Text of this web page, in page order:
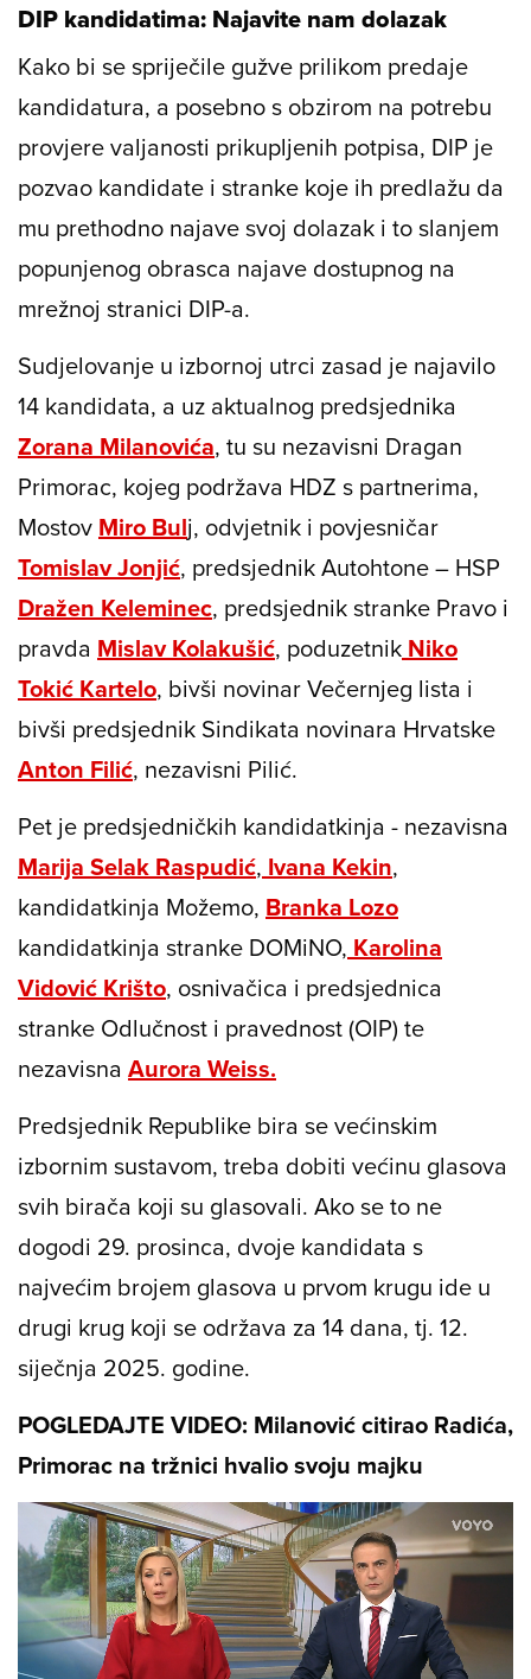
DIP kandidatima: Najavite nam dolazak
Kako bi se spriječile gužve prilikom predaje
kandidatura, a posebno s obzirom na potrebu
provjere valjanosti prikupljenih potpisa, DIP je
pozvao kandidate i stranke koje ih predlažu da
mu prethodno najave svoj dolazak i to slanjem
popunjenog obrasca najave dostupnog na
mrežnoj stranici DIP-a.
Sudjelovanje u izbornoj utrci zasad je najavilo
14 kandidata, a uz aktualnog predsjednika
Zorana Milanovića, tu su nezavisni Dragan
Primorac, kojeg podržava HDZ s partnerima,
Mostov Miro Bulj, odvjetnik i povjesničar
Tomislav Jonjić, predsjednik Autohtone – HSP
Dražen Keleminec, predsjednik stranke Pravo i
pravda Mislav Kolakušić, poduzetnik Niko
Tokić Kartelo, bivši novinar Večernjeg lista i
bivši predsjednik Sindikata novinara Hrvatske
Anton Filić, nezavisni Pilić.
Pet je predsjedničkih kandidatkinja - nezavisna
Marija Selak Raspudić, Ivana Kekin,
kandidatkinja Možemo, Branka Lozo
kandidatkinja stranke DOMiNO, Karolina
Vidović Krišto, osnivačica i predsjednica
stranke Odlučnost i pravednost (OIP) te
nezavisna Aurora Weiss.
Predsjednik Republike bira se većinskim
izbornim sustavom, treba dobiti većinu glasova
svih birača koji su glasovali. Ako se to ne
dogodi 29. prosinca, dvoje kandidata s
najvećim brojem glasova u prvom krugu ide u
drugi krug koji se održava za 14 dana, tj. 12.
siječnja 2025. godine.
POGLEDAJTE VIDEO: Milanović citirao Radića,
Primorac na tržnici hvalio svoju majku